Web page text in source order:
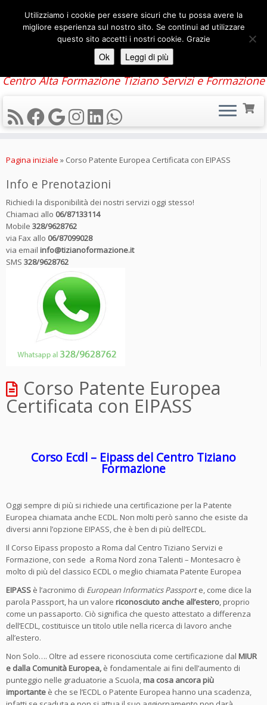
contenuto
Centro Alta Formazione Tiziano Servizi e Formazione
Pagina iniziale » Corso Patente Europea Certificata con EIPASS
Info e Prenotazioni
Richiedi la disponibilità dei nostri servizi oggi stesso!
Chiamaci allo 06/87133114
Mobile 328/9628762
via Fax allo 06/87099028
via email info@tizianoformazione.it
SMS 328/9628762
Corso Patente Europea
Certificata con EIPASS
Corso Ecdl – Eipass del Centro Tiziano
Formazione
Oggi sempre di più si richiede una certificazione per la Patente
Europea chiamata anche ECDL. Non molti però sanno che esiste da
diversi anni l’opzione EIPASS, che è ben di più dell’ECDL.
Il Corso Eipass proposto a Roma dal Centro Tiziano Servizi e
Formazione, con sede a Roma Nord zona Talenti – Montesacro è
molto di più del classico ECDL o meglio chiamata Patente Europea
EIPASS è l’acronimo di European Informatics Passporte, come dice la
parola Passport, ha un valore riconosciuto anche all’estero, proprio
come un passaporto. Ciò significa che questo attestato a differenza
dell’ECDL, costituisce un titolo utile nella ricerca di lavoro anche
all’estero.
Non Solo…. Oltre ad essere riconosciuta come certificazione dal MIUR
e dalla Comunità Europea, è fondamentale ai fini dell’aumento di
punteggio nelle graduatorie a Scuola, ma cosa ancora più
importante è che se l’ECDL o Patente Europea hanno una scadenza,
Utilizziamo i cookie per essere sicuri che tu possa avere la
migliore esperienza sul nostro sito. Se continui ad utilizzare
questo sito accetti i nostri cookie. Grazie
Ok Leggi di più